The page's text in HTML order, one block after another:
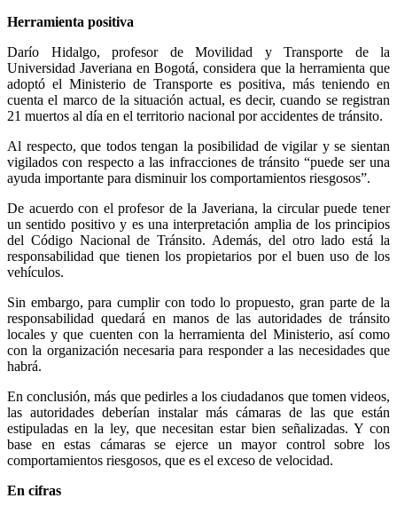
Herramienta positiva
Darío Hidalgo, profesor de Movilidad y Transporte de la
Universidad Javeriana en Bogotá, considera que la herramienta que
adoptó el Ministerio de Transporte es positiva, más teniendo en
cuenta el marco de la situación actual, es decir, cuando se registran
21 muertos al día en el territorio nacional por accidentes de tránsito.
Al respecto, que todos tengan la posibilidad de vigilar y se sientan
vigilados con respecto a las infracciones de tránsito “puede ser una
ayuda importante para disminuir los comportamientos riesgosos”.
De acuerdo con el profesor de la Javeriana, la circular puede tener
un sentido positivo y es una interpretación amplia de los principios
del Código Nacional de Tránsito. Además, del otro lado está la
responsabilidad que tienen los propietarios por el buen uso de los
vehículos.
Sin embargo, para cumplir con todo lo propuesto, gran parte de la
responsabilidad quedará en manos de las autoridades de tránsito
locales y que cuenten con la herramienta del Ministerio, así como
con la organización necesaria para responder a las necesidades que
habrá.
En conclusión, más que pedirles a los ciudadanos que tomen videos,
las autoridades deberían instalar más cámaras de las que están
estipuladas en la ley, que necesitan estar bien señalizadas. Y con
base en estas cámaras se ejerce un mayor control sobre los
comportamientos riesgosos, que es el exceso de velocidad.
En cifras